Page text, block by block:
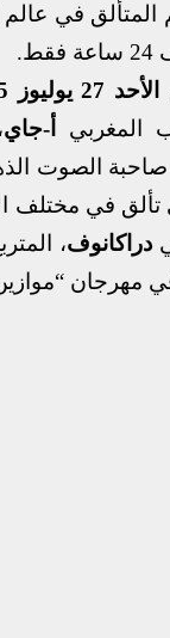
المتألق في عالم
الأحد 27 يوليوز 2025
المغربي
أ-جاي
صاحبة الصوت
تألق في مختلف
دراكانوف،
مهرجان